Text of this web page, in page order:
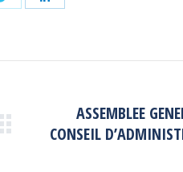
Next
ASSEMBLEE
CONSEIL